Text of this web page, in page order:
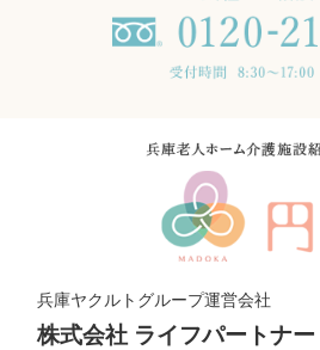
兵庫ヤクルトグループ運営会社
株式会社 ライフパートナー